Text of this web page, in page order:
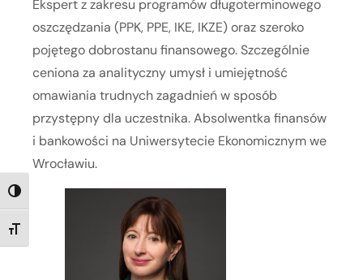
TOGGLE HIGH CONTRAST
TOGGLE FONT SIZE
Ekspert z zakresu programów długoterminowego
oszczędzania (PPK, PPE, IKE, IKZE) oraz szeroko
pojętego dobrostanu finansowego. Szczególnie
ceniona za analityczny umysł i umiejętność
omawiania trudnych zagadnień w sposób
przystępny dla uczestnika. Absolwentka finansów
i bankowości na Uniwersytecie Ekonomicznym we
Wrocławiu.